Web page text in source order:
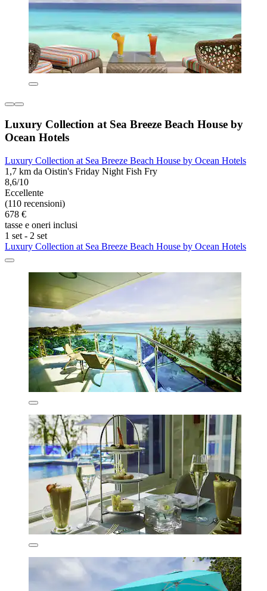
Luxury Collection at Sea Breeze Beach House by
Ocean Hotels
Luxury Collection at Sea Breeze Beach House by Ocean Hotels
1,7 km da Oistin's Friday Night Fish Fry
8,6/10
Eccellente
(110 recensioni)
678 €
tasse e oneri inclusi
1 set - 2 set
Luxury Collection at Sea Breeze Beach House by Ocean Hotels